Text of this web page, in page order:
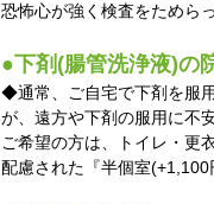
恐怖心が強く検査をためら
●下剤(腸管洗浄液)の
◆通常、ご自宅で下剤を服
が、遠方や下剤の服用に不
ご希望の方は、トイレ・更
配慮された『半個室